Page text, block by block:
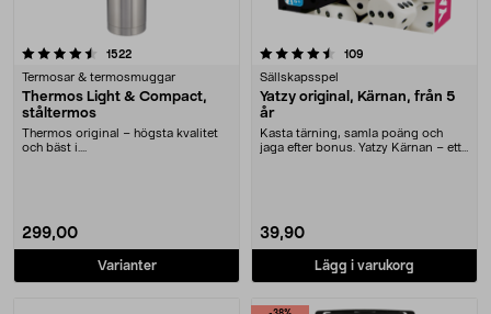
1522recensioner
Termosar & termosmuggar
Thermos Light & Compact,
ståltermos
Thermos original – högsta kvalitet
och bäst i....
299,00
Varianter
4.5 av 5 stjärnor 109
Sällskapsspel
Yatzy original, Kärnan, från 5
år
Kasta tärning, samla poäng och
jaga efter bonus. Yatzy Kärnan – ett
39,90
Lägg i varukorg